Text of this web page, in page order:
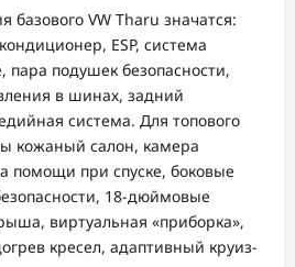
базового VW Tharu значатся:
ESP, система
подушек безопасности,
в шинах, задний
система. Для топового
кожаный салон, камера
помощи при спуске, боковые
18-дюймовые
виртуальная «приборка»,
кресел, адаптивный круиз-